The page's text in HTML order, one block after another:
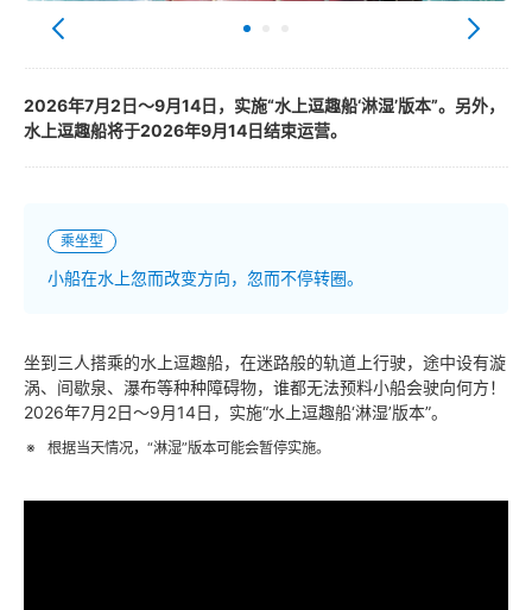
2026年7月2日～9月14日，实施“水上逗趣船‘淋湿’版本”。另外，
水上逗趣船将于2026年9月14日结束运营。
乘坐型
小船在水上忽而改变方向，忽而不停转圈。
坐到三人搭乘的水上逗趣船，在迷路般的轨道上行驶，途中设有漩
涡、间歇泉、瀑布等种种障碍物，谁都无法预料小船会驶向何方！
2026年7月2日～9月14日，实施“水上逗趣船‘淋湿’版本”。
根据当天情况，“淋湿”版本可能会暂停实施。